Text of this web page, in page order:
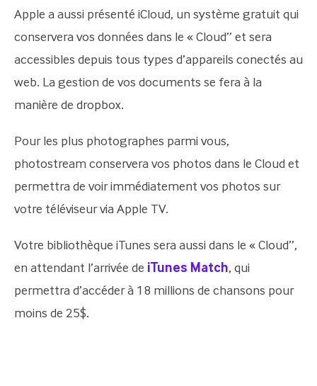
Apple a aussi présenté iCloud, un système gratuit qui
conservera vos données dans le « Cloud” et sera
accessibles depuis tous types d’appareils conectés au
web. La gestion de vos documents se fera à la
manière de dropbox.
Pour les plus photographes parmi vous,
photostream conservera vos photos dans le Cloud et
permettra de voir immédiatement vos photos sur
votre téléviseur via Apple TV.
Votre bibliothèque iTunes sera aussi dans le « Cloud”,
en attendant l’arrivée de iTunes Match, qui
permettra d’accéder à 18 millions de chansons pour
moins de 25$.